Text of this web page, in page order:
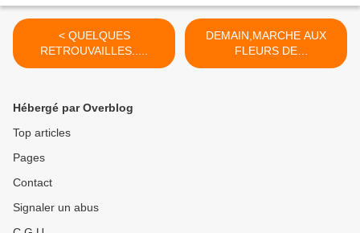
< QUELQUES
RETROUVAILLES.....
DEMAIN,MARCHE AUX
FLEURS DE
RICHERENCHES.. >
Hébergé par Overblog
Top articles
Pages
Contact
Signaler un abus